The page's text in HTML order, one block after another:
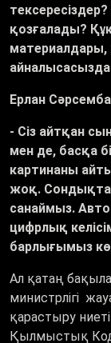
қозғалады?
материалдары,
Ерлан
- Сіз айтқан
мен де, басқа
картинаны
жоқ.
санаймыз.
цифрлық
барлығымыз
Ал қатаң
министрлігі
қарастыру
Қылмыстық